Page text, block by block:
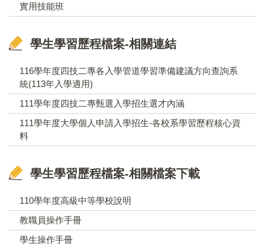
實用技能班
學生學習歷程檔案-相關連結
116學年度四技二專各入學管道學習準備建議方向查詢系
統(113年入學適用)
111學年度四技二專甄選入學招生選才內涵
111學年度大學個人申請入學招生-各校系學習歷程核心資
料
學生學習歷程檔案-相關檔案下載
110學年度高級中等學校說明
教職員操作手冊
學生操作手冊